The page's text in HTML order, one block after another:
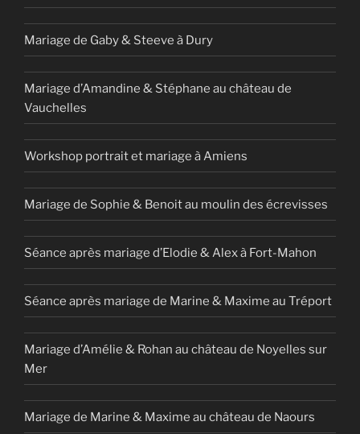
Mariage de Gaby & Steeve à Dury
Mariage d’Amandine & Stéphane au château de
Vauchelles
Workshop portrait et mariage à Amiens
Mariage de Sophie & Benoit au moulin des écrevisses
Séance après mariage d’Elodie & Alex à Fort-Mahon
Séance après mariage de Marine & Maxime au Tréport
Mariage d’Amélie & Rohan au château de Noyelles sur
Mer
Mariage de Marine & Maxime au château de Naours